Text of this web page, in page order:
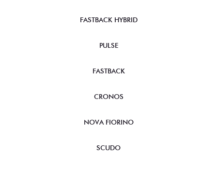
FASTBACK HYBRID
PULSE
FASTBACK
CRONOS
NOVA FIORINO
SCUDO